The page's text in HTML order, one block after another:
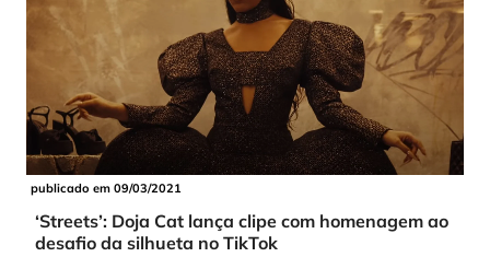
publicado em 09/03/2021
‘Streets’: Doja Cat lança clipe com homenagem ao
desafio da silhueta no TikTok